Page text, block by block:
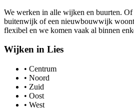
We werken in alle wijken en buurten. Of
buitenwijk of een nieuwbouwwijk
flexibel en we komen vaak al binnen
Wijken in Lies
• Centrum
• Noord
• Zuid
• Oost
• West